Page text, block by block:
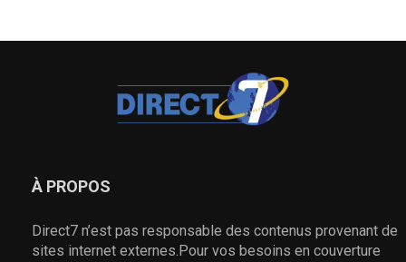
À PROPOS
Direct7 n’est pas responsable des contenus provenant de
sites internet externes.Pour vos besoins en couverture